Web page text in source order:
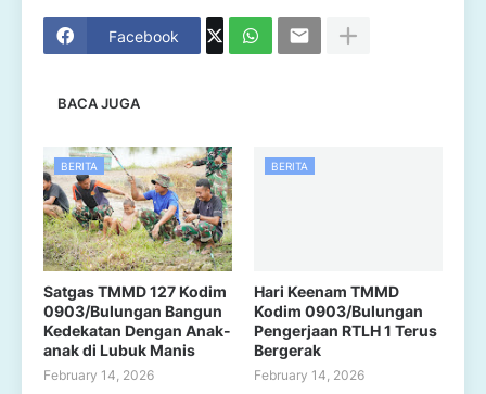
Facebook
BACA JUGA
BERITA
Satgas TMMD 127 Kodim
0903/Bulungan Bangun
Kedekatan Dengan Anak-
anak di Lubuk Manis
February 14, 2026
BERITA
Hari Keenam TMMD
Kodim 0903/Bulungan
Pengerjaan RTLH 1 Terus
Bergerak
February 14, 2026